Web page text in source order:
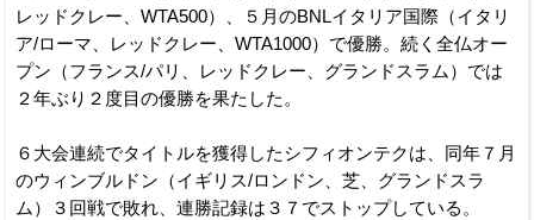
レッドクレー、WTA500）、５月のBNLイタリア国際（イタリ
ア/ローマ、レッドクレー、WTA1000）で優勝。続く全仏オー
プン（フランス/パリ、レッドクレー、グランドスラム）では
２年ぶり２度目の優勝を果たした。
６大会連続でタイトルを獲得したシフィオンテクは、同年７月
のウィンブルドン（イギリス/ロンドン、芝、グランドスラ
ム）３回戦で敗れ、連勝記録は３７でストップしている。